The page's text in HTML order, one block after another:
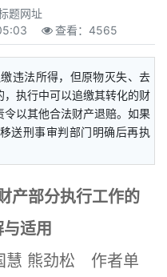
题网址
查看：4565
违法所得，但原物灭失、去
执行中可以追缴其转化的财
以其他合法财产退赔。如果
送刑事审判部门明确后再执
产部分执行工作的
适用
慧 熊劲松 作者单